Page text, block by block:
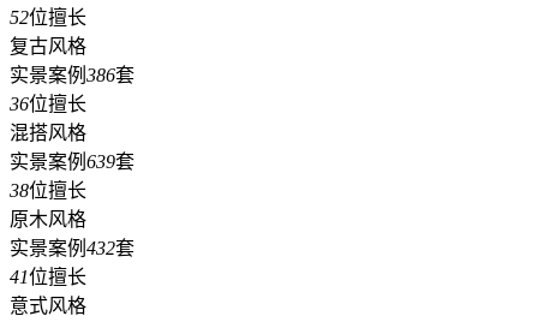
52位擅长
复古风格
实景案例 386套
36位擅长
混搭风格
实景案例 639套
38位擅长
原木风格
实景案例 432套
41位擅长
意式风格